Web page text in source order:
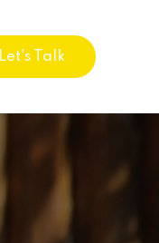
Let's Talk